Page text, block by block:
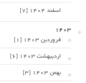
اسفند 1404 [7]
1403
فروردین 1403 [1]
اردیبهشت 1403 [6]
بهمن 1403 [3]